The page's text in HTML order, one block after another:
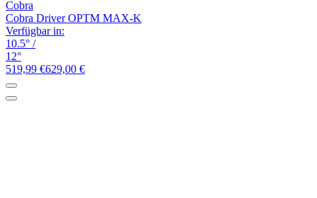
Cobra
Cobra Driver OPTM MAX-K
Verfügbar in:
10.5° /
12°
519,99 €629,00 €